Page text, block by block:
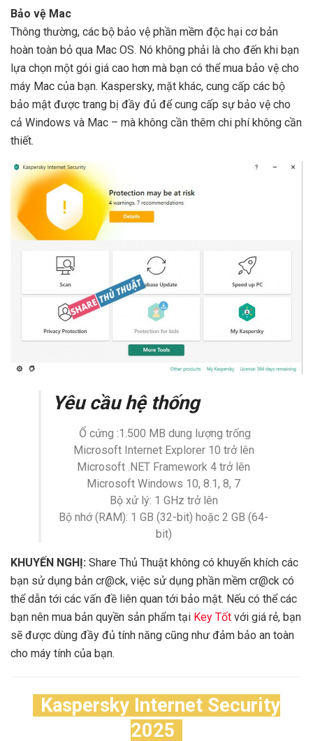
Bảo vệ Mac
Thông thường, các bộ bảo vệ phần mềm độc hại cơ bản
hoàn toàn bỏ qua Mac OS. Nó không phải là cho đến khi bạn
lựa chọn một gói giá cao hơn mà bạn có thể mua bảo vệ cho
máy Mac của bạn. Kaspersky, mặt khác, cung cấp các bộ
bảo mật được trang bị đầy đủ để cung cấp sự bảo vệ cho
cả Windows và Mac – mà không cần thêm chi phí không cần
thiết.
Yêu cầu hệ thống
Ổ cứng :1.500 MB dung lượng trống
Microsoft Internet Explorer 10 trở lên
Microsoft .NET Framework 4 trở lên
Microsoft Windows 10, 8.1, 8, 7
Bộ xử lý: 1 GHz trở lên
Bộ nhớ (RAM): 1 GB (32-bit) hoặc 2 GB (64-
bit)
KHUYẾN NGHỊ: Share Thủ Thuật không có khuyến khích các
bạn sử dụng bản cr@ck, việc sử dụng phần mềm cr@ck có
thể dẫn tới các vấn đề liên quan tới bảo mật. Nếu có thể các
bạn nên mua bản quyền sản phẩm tại Key Tốt với giá rẻ, bạn
sẽ được dùng đầy đủ tính năng cũng như đảm bảo an toàn
cho máy tính của bạn.
Kaspersky Internet Security
2025